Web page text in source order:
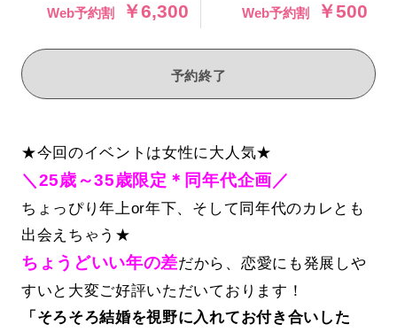
Web予約割
￥6,300
Web予約割
￥500
予約終了
★今回のイベントは女性に大人気★
＼25歳～35歳限定＊同年代企画／
ちょっぴり年上or年下、そして同年代のカレとも
出会えちゃう★
ちょうどいい年の差だから、恋愛にも発展しや
すいと大変ご好評いただいております！
「そろそろ結婚を視野に入れてお付き合いした